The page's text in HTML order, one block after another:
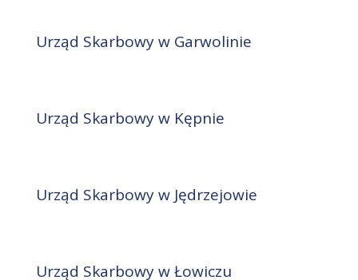
Urząd Skarbowy w Garwolinie
Urząd Skarbowy w Kępnie
Urząd Skarbowy w Jędrzejowie
Urząd Skarbowy w Łowiczu